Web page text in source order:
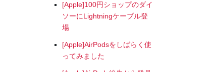
[Apple]100円ショップのダイ
ソーにLightningケーブル登
場
[Apple]AirPodsをしばらく使
ってみました